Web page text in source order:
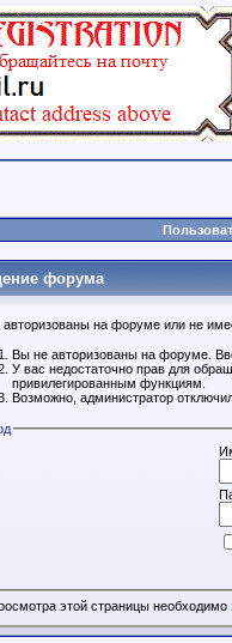
форума
на форуме или не
Вы не авторизованы на форуме.
У вас недостаточно прав для
привилегированным функциям.
Возможно, администратор
этой страницы необходимо